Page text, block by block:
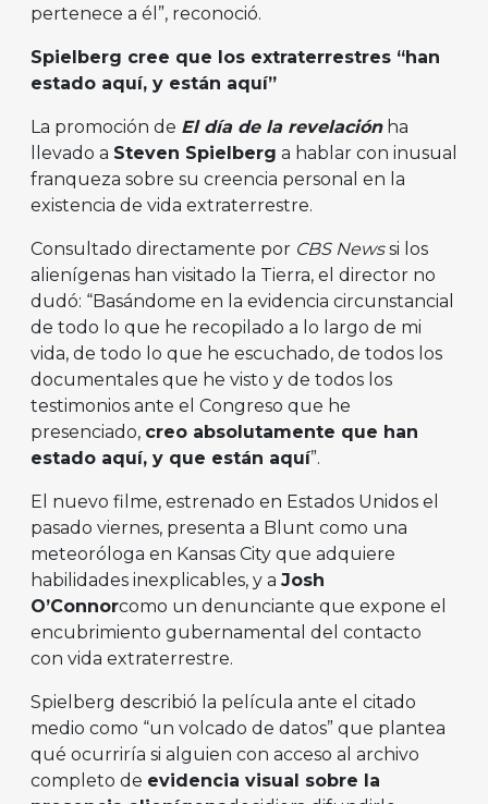
pertenece a él”, reconoció.
Spielberg cree que los extraterrestres “han
estado aquí, y están aquí”
La promoción de El día de la revelaciónha
llevado a Steven Spielberg a hablar con inusual
franqueza sobre su creencia personal en la
existencia de vida extraterrestre.
Consultado directamente por CBS Newssi los
alienígenas han visitado la Tierra, el director no
dudó: “Basándome en la evidencia circunstancial
de todo lo que he recopilado a lo largo de mi
vida, de todo lo que he escuchado, de todos los
documentales que he visto y de todos los
testimonios ante el Congreso que he
presenciado, creo absolutamente que han
estado aquí, y que están aquí”.
El nuevo filme, estrenado en Estados Unidos el
pasado viernes, presenta a Blunt como una
meteoróloga en Kansas City que adquiere
habilidades inexplicables, y a Josh
O’Connorcomo un denunciante que expone el
encubrimiento gubernamental del contacto
con vida extraterrestre.
Spielberg describió la película ante el citado
medio como “un volcado de datos” que plantea
qué ocurriría si alguien con acceso al archivo
completo de evidencia visual sobre la